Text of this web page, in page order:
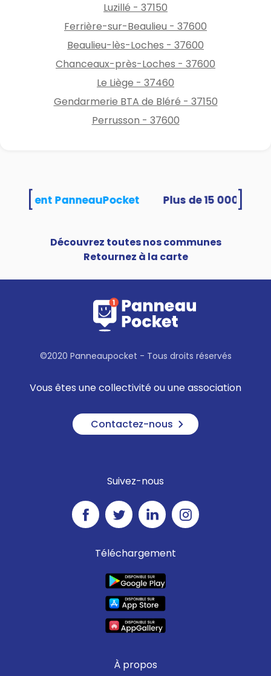
Luzillé - 37150
Ferrière-sur-Beaulieu - 37600
Beaulieu-lès-Loches - 37600
Chanceaux-près-Loches - 37600
Le Liège - 37460
Gendarmerie BTA de Bléré - 37150
Perrusson - 37600
PanneauPocket
Découvrez toutes nos communes
Retournez à la carte
©2020 Panneaupocket - Tous droits réservés
Vous êtes une collectivité ou une association
Contactez-nous
Suivez-nous
Téléchargement
À propos